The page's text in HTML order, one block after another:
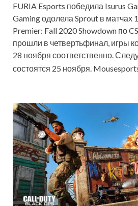
FURIA Esports победила Isurus
Gaming одолела Sprout в
Premier: Fall 2020 Showdown по
прошли в четвертьфинал, игры
28 ноября соответственно.
состоятся 25 ноября.